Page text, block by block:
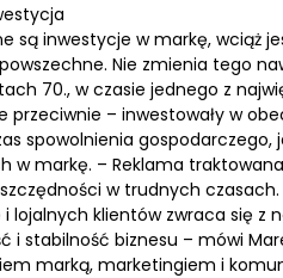
są inwestycje w markę, wciąż
Nie zmienia tego
70., w czasie jednego z
– inwestowały w
spowolnienia
w markę. – Reklama
w trudnych czasach.
lojalnych klientów zwraca się z
i stabilność biznesu – mówi
marką, marketingiem i